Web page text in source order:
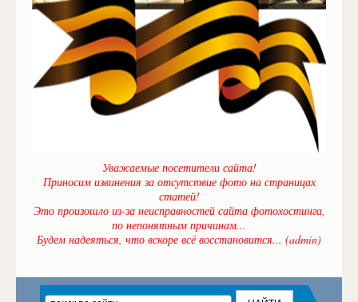
Уважаемые посетители сайта!
Приносим извинения за отсутствие фото на страницах
статей!
Это произошло из-за неисправностей сайта фотохостинга,
по непонятным причинам...
Будем надеяться, что вскоре всё восстановится... (admin)